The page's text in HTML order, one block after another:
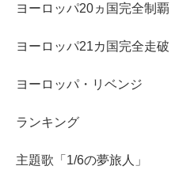
ヨーロッパ20ヵ国完全制覇
ヨーロッパ21カ国完全走破
ヨーロッパ・リベンジ
ランキング
主題歌「1/6の夢旅人」